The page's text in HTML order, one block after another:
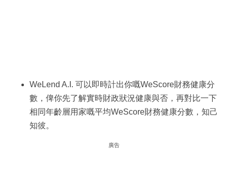
WeLend A.I. 可以即時計出你嘅WeScore財務健康分
數，俾你先了解實時財政狀況健康與否，再對比一下
相同年齡層用家嘅平均WeScore財務健康分數，知己
知彼。
廣告